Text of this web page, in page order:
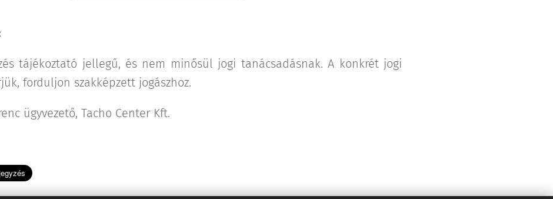
tájékoztató jellegű, és nem minősül jogi tanácsadásnak. A konkrét jogi
forduljon szakképzett jogászhoz.
ügyvezető, Tacho Center Kft.